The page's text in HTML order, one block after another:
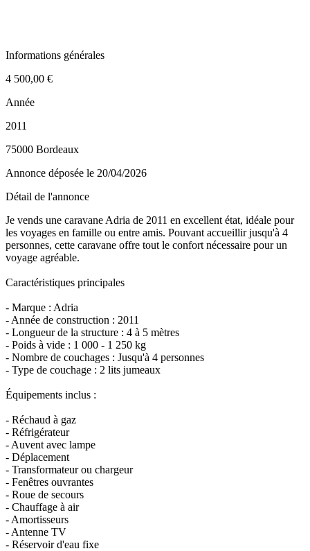
Informations générales
4 500,00 €
Année
2011
75000 Bordeaux
Annonce déposée le 20/04/2026
Détail de l'annonce
Je vends une caravane Adria de 2011 en excellent état, idéale pour
les voyages en famille ou entre amis. Pouvant accueillir jusqu'à 4
personnes, cette caravane offre tout le confort nécessaire pour un
voyage agréable.
Caractéristiques principales
- Marque : Adria
- Année de construction : 2011
- Longueur de la structure : 4 à 5 mètres
- Poids à vide : 1 000 - 1 250 kg
- Nombre de couchages : Jusqu'à 4 personnes
- Type de couchage : 2 lits jumeaux
Équipements inclus :
- Réchaud à gaz
- Réfrigérateur
- Auvent avec lampe
- Déplacement
- Transformateur ou chargeur
- Fenêtres ouvrantes
- Roue de secours
- Chauffage à air
- Amortisseurs
- Antenne TV
- Réservoir d'eau fixe